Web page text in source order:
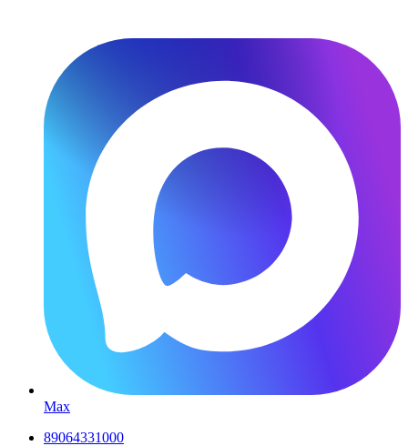
содержимому
Max
89064331000